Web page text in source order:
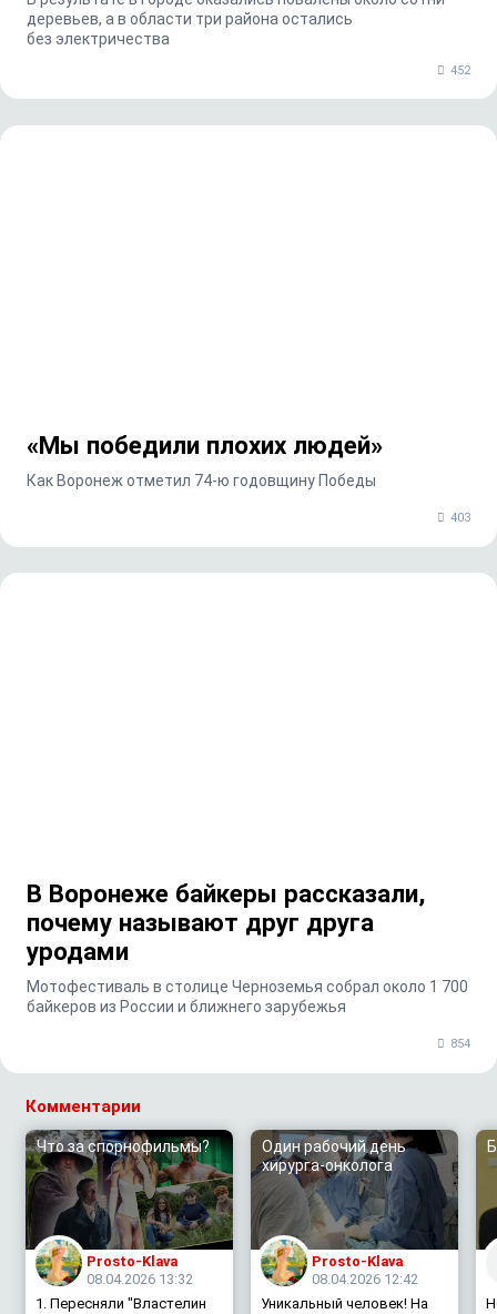
деревьев, а в области три района остались
без электричества
452
«Мы победили плохих людей»
Как Воронеж отметил 74‑ю годовщину Победы
403
В Воронеже байкеры рассказали,
почему называют друг друга
уродами
Мотофестиваль в столице Черноземья собрал около 1 700
байкеров из России и ближнего зарубежья
854
Комментарии
Что за спорнофильмы?
Prosto-Klava
08.04.2026 13:32
1. Пересняли "Властелин
Один рабочий день
хирурга-онколога
Prosto-Klava
08.04.2026 12:42
Уникальный человек! На